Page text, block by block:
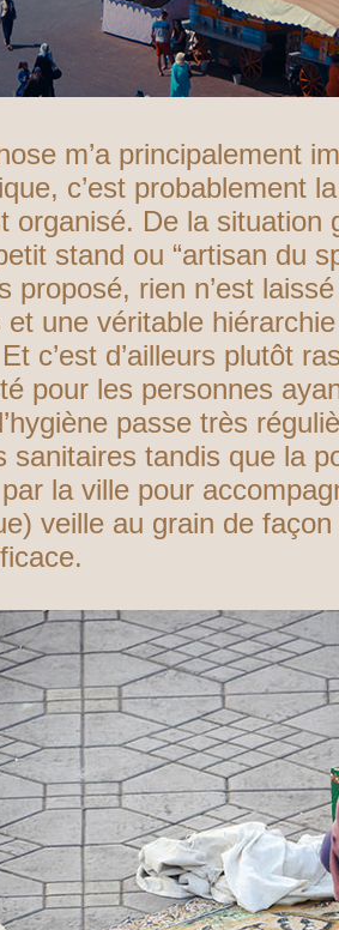
m’a principalement
c’est probablement
organisé. De la situation
stand ou “artisan du
proposé, rien n’est
et une véritable
c’est d’ailleurs plutôt
pour les personnes
passe très
sanitaires tandis que la
la ville pour
veille au grain de